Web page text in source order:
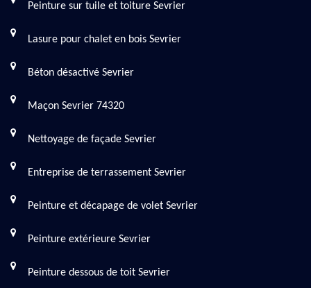
Peinture sur tuile et toiture Sevrier
Lasure pour chalet en bois Sevrier
Béton désactivé Sevrier
Maçon Sevrier 74320
Nettoyage de façade Sevrier
Entreprise de terrassement Sevrier
Peinture et décapage de volet Sevrier
Peinture extérieure Sevrier
Peinture dessous de toit Sevrier